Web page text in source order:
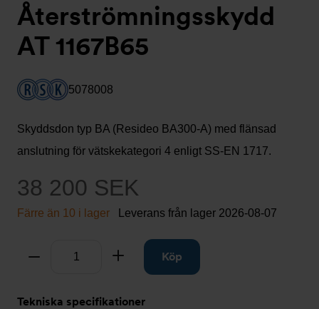
Återströmningsskydd
AT 1167B65
5078008
Skyddsdon typ BA (Resideo BA300-A) med flänsad
anslutning för vätskekategori 4 enligt SS-EN 1717.
38 200 SEK
Färre än 10 i lager Leverans från lager 2026-08-07
Ta bort Lägg tillKöp
Tekniska specifikationer